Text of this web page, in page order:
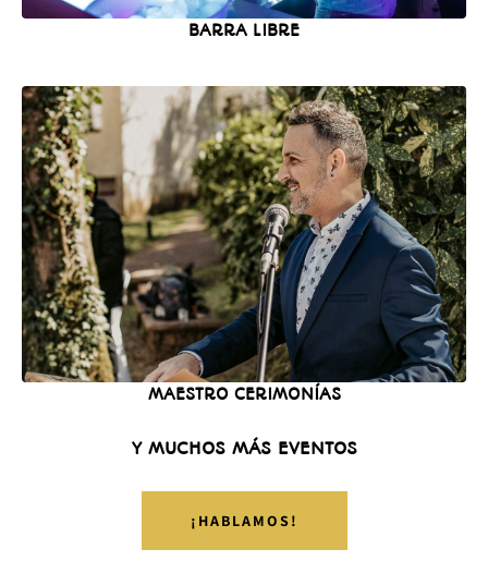
BARRA LIBRE
MAESTRO CERIMONÍAS
Y MUCHOS MÁS EVENTOS
¡HABLAMOS!